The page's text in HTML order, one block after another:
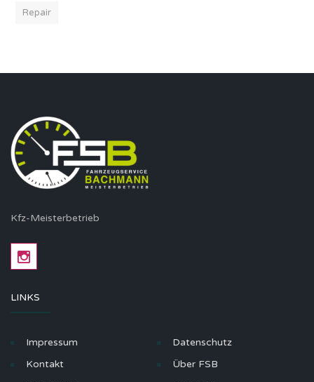
Repair
Kfz-Meisterbetrieb
LINKS
Impressum
Datenschutz
Kontakt
Über FSB